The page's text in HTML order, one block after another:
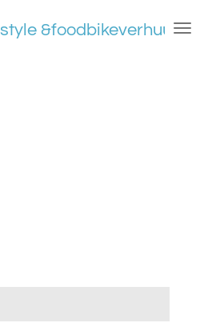
&foodbikeverhuur